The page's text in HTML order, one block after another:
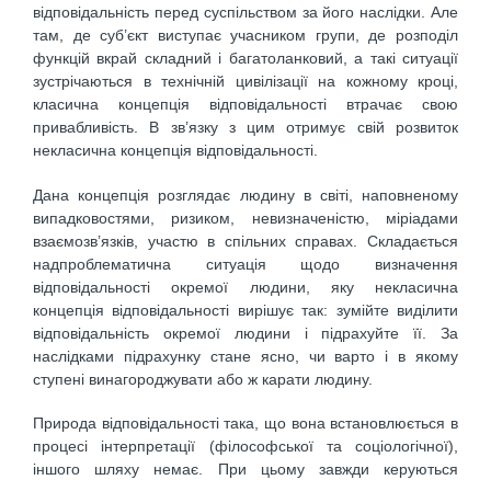
відповідальність перед суспільством за його наслідки. Але
там, де суб’єкт виступає учасником групи, де розподіл
функцій вкрай складний і багатоланковий, а такі ситуації
зустрічаються в технічній цивілізації на кожному кроці,
класична концепція відповідальності втрачає свою
привабливість. В зв’язку з цим отримує свій розвиток
некласична концепція відповідальності.
Дана концепція розглядає людину в світі, наповненому
випадковостями, ризиком, невизначеністю, міріадами
взаємозв’язків, участю в спільних справах. Складається
надпроблематична ситуація щодо визначення
відповідальності окремої людини, яку некласична
концепція відповідальності вирішує так: зумійте виділити
відповідальність окремої людини і підрахуйте її. За
наслідками підрахунку стане ясно, чи варто і в якому
ступені винагороджувати або ж карати людину.
Природа відповідальності така, що вона встановлюється в
процесі інтерпретації (філософської та соціологічної),
іншого шляху немає. При цьому завжди керуються